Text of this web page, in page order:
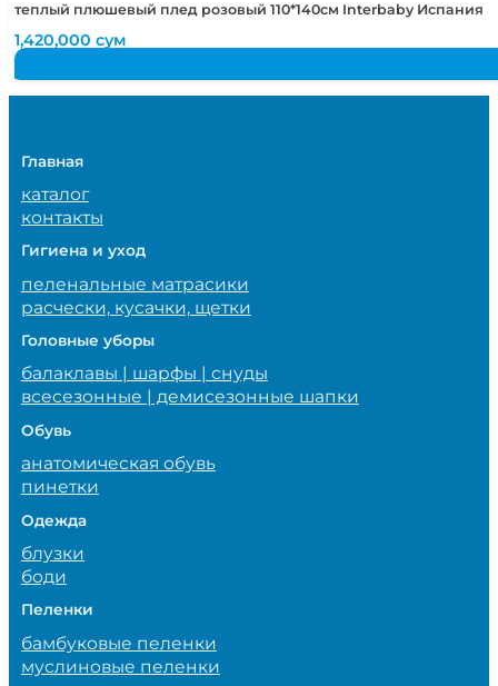
теплый плюшевый плед розовый 110*140см Interbaby Испания
1,420,000сум
Главная
каталог
контакты
Гигиена и уход
пеленальные матрасики
расчески, кусачки, щетки
Головные уборы
балаклавы | шарфы | снуды
всесезонные | демисезонные шапки
Обувь
анатомическая обувь
пинетки
Одежда
блузки
боди
Пеленки
бамбуковые пеленки
муслиновые пеленки